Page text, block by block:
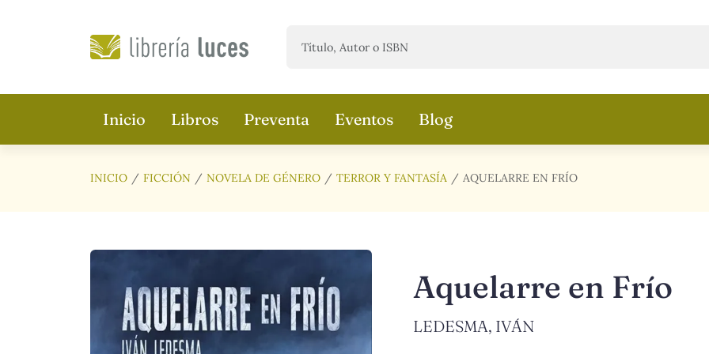
Inicio Libros Preventa Eventos Blog
INICIO FICCIÓN NOVELA DE GÉNERO TERROR Y FANTASÍA AQUELARRE EN FRÍO
Aquelarre en Frío
LEDESMA, IVÁN